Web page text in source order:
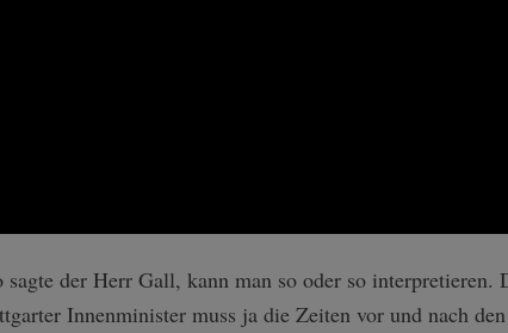
der Herr Gall, kann man so oder so interpretieren.
Innenminister muss ja die Zeiten vor und nach